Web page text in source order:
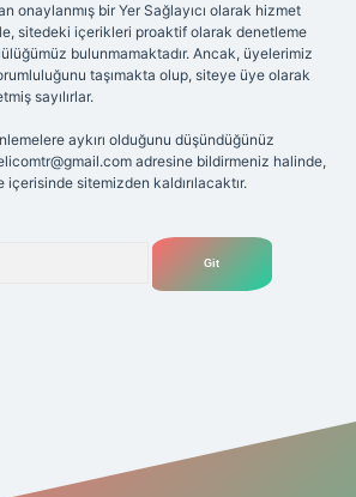
onaylanmış bir Yer Sağlayıcı olarak hizmet
sitedeki içerikleri proaktif olarak denetleme
bulunmamaktadır. Ancak, üyelerimiz
taşımakta olup, siteye üye olarak
sayılırlar.
aykırı olduğunu düşündüğünüz
adresine bildirmeniz halinde,
sitemizden kaldırılacaktır.
m elexbet